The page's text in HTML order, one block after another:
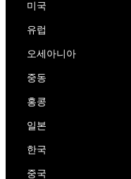
미국
유럽
오세아니아
중동
홍콩
일본
한국
중국